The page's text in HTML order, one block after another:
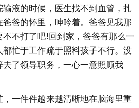
液的时候，医生找不到血管，扎
爸的怀里，呻吟着。爸爸见我那
不打了吧!回到家，爸爸有那么一
都忙于工作疏于照料孩子不行。没
了领导职务，一心一意照顾我
，一件件越来越清晰地在脑海里重